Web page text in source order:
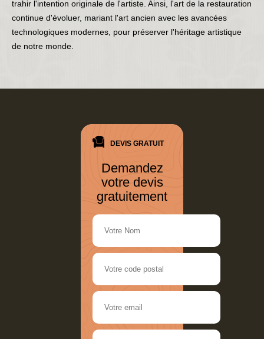
trahir l'intention originale de l'artiste. Ainsi, l'art de la restauration
continue d'évoluer, mariant l'art ancien avec les avancées
technologiques modernes, pour préserver l'héritage artistique
de notre monde.
DEVIS GRATUIT
Demandez
votre devis
gratuitement